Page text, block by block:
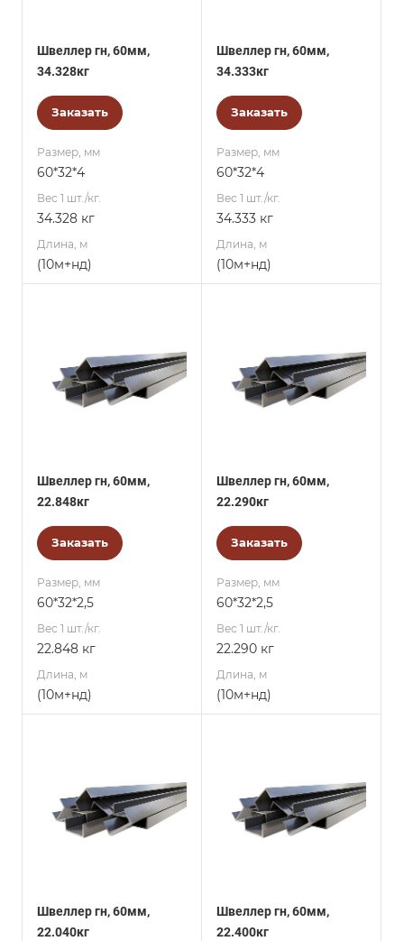
Швеллер гн, 60мм,
34.328кг
Заказать
Размер, мм
60*32*4
Вес 1 шт./кг.
34.328 кг
Длина, м
(10м+нд)
Швеллер гн, 60мм,
34.333кг
Заказать
Размер, мм
60*32*4
Вес 1 шт./кг.
34.333 кг
Длина, м
(10м+нд)
Швеллер гн, 60мм,
22.848кг
Заказать
Размер, мм
60*32*2,5
Вес 1 шт./кг.
22.848 кг
Длина, м
(10м+нд)
Швеллер гн, 60мм,
22.290кг
Заказать
Размер, мм
60*32*2,5
Вес 1 шт./кг.
22.290 кг
Длина, м
(10м+нд)
Швеллер гн, 60мм,
22.040кг
Швеллер гн, 60мм,
22.400кг